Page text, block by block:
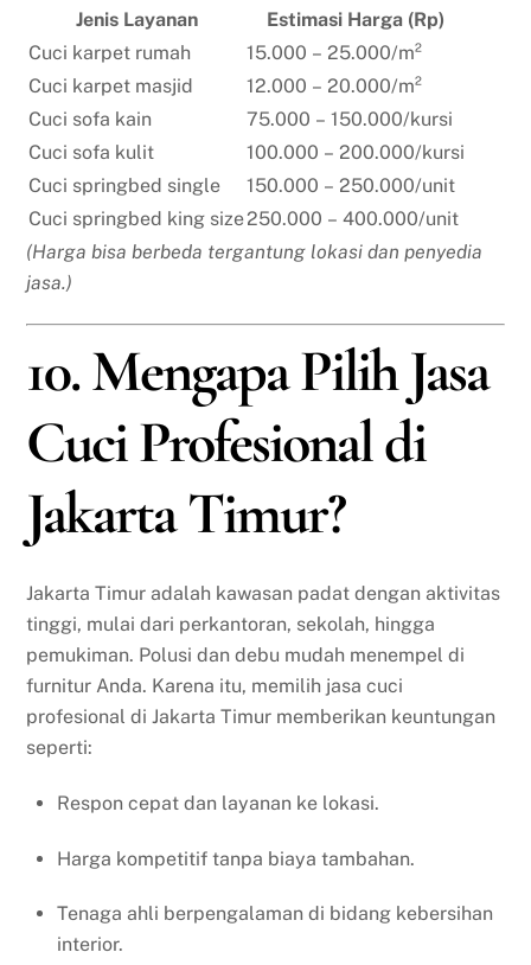
Jenis Layanan
Estimasi Harga (Rp)
Cuci karpet rumah
15.000 – 25.000/m²
Cuci karpet masjid
12.000 – 20.000/m²
Cuci sofa kain
75.000 – 150.000/kursi
Cuci sofa kulit
100.000 – 200.000/kursi
Cuci springbed single
150.000 – 250.000/unit
Cuci springbed king size250.000 – 400.000/unit
(Harga bisa berbeda tergantung lokasi dan penyedia
jasa.)
10. Mengapa Pilih Jasa
Cuci Profesional di
Jakarta Timur?
Jakarta Timur adalah kawasan padat dengan aktivitas
tinggi, mulai dari perkantoran, sekolah, hingga
pemukiman. Polusi dan debu mudah menempel di
furnitur Anda. Karena itu, memilih jasa cuci
profesional di Jakarta Timur memberikan keuntungan
seperti:
Respon cepat dan layanan ke lokasi.
Harga kompetitif tanpa biaya tambahan.
Tenaga ahli berpengalaman di bidang kebersihan
interior.